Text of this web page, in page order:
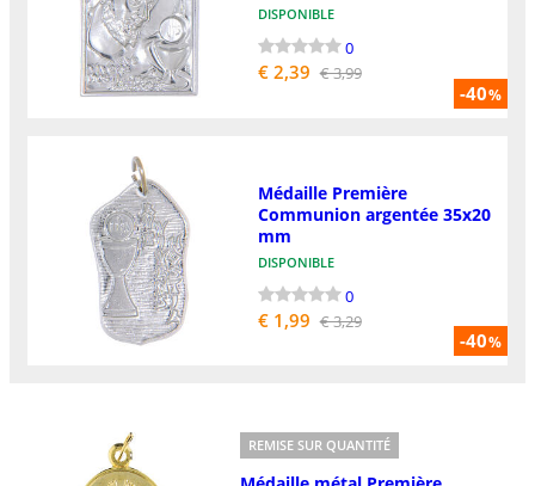
-40%
DISPONIBLE
0
€ 2,39 € 3,99
-40%
Médaille Première
Communion argentée 35x20
mm
DISPONIBLE
0
€ 1,99 € 3,29
REMISE SUR QUANTITÉ